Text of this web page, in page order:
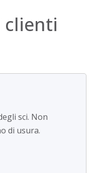
clienti
sci. Non
di usura.